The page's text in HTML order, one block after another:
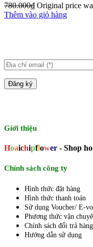
780.000₫ Original price
Thêm vào giỏ hàng
Giới thiệu
Hoaichipflower - Shop
Chính sách công ty
Hình thức đặt hàng
Hình thức thanh toán
Sử dụng Voucher/ E-
Phương thức vận
Chính sách đổi trả hàng
Hướng dẫn sử dụng